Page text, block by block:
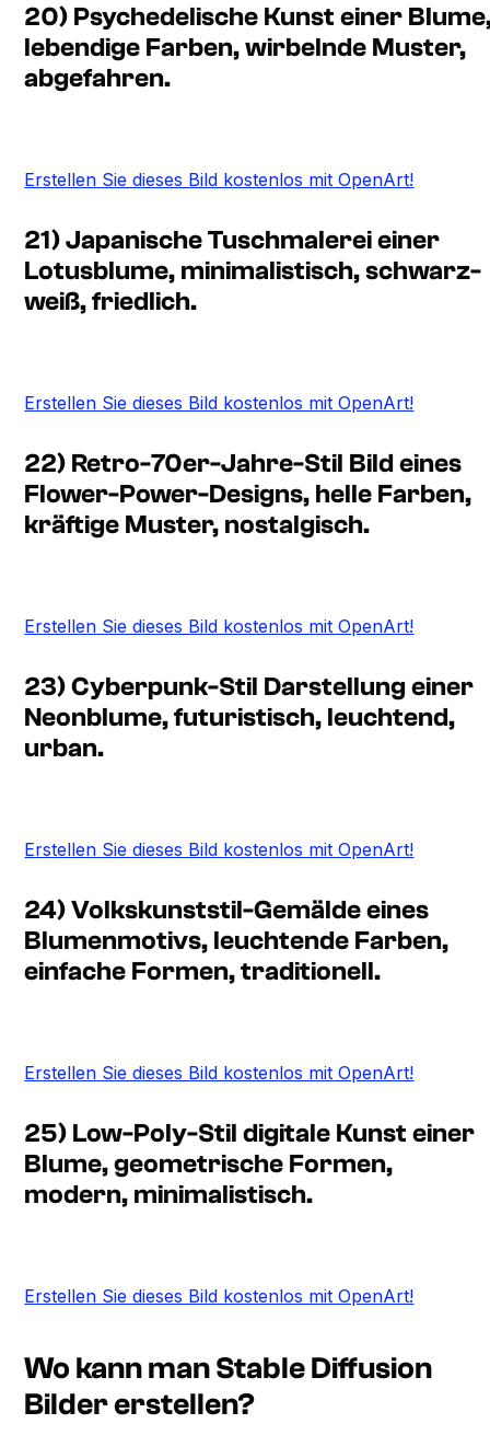
20) Psychedelische Kunst einer
lebendige Farben, wirbelnde Muster,
abgefahren.
Erstellen Sie dieses Bild kostenlos mit OpenArt!
21) Japanische Tuschmalerei einer
Lotusblume, minimalistisch, schwarz-
weiß, friedlich.
Erstellen Sie dieses Bild kostenlos mit OpenArt!
22) Retro-70er-Jahre-Stil Bild eines
Flower-Power-Designs, helle Farben,
kräftige Muster, nostalgisch.
Erstellen Sie dieses Bild kostenlos mit OpenArt!
23) Cyberpunk-Stil Darstellung einer
Neonblume, futuristisch, leuchtend,
urban.
Erstellen Sie dieses Bild kostenlos mit OpenArt!
24) Volkskunststil-Gemälde eines
Blumenmotivs, leuchtende Farben,
einfache Formen, traditionell.
Erstellen Sie dieses Bild kostenlos mit OpenArt!
25) Low-Poly-Stil digitale Kunst einer
Blume, geometrische Formen,
modern, minimalistisch.
Erstellen Sie dieses Bild kostenlos mit OpenArt!
Wo kann man Stable Diffusion
Bilder erstellen?